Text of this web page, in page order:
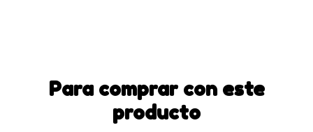
Para comprar con este
producto